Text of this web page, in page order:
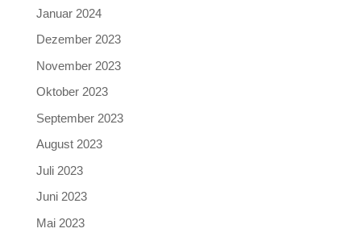
Januar 2024
Dezember 2023
November 2023
Oktober 2023
September 2023
August 2023
Juli 2023
Juni 2023
Mai 2023